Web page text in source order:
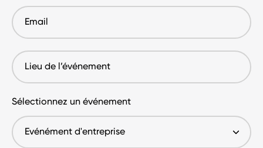
Email
Lieu
de
Sélectionnez un événement